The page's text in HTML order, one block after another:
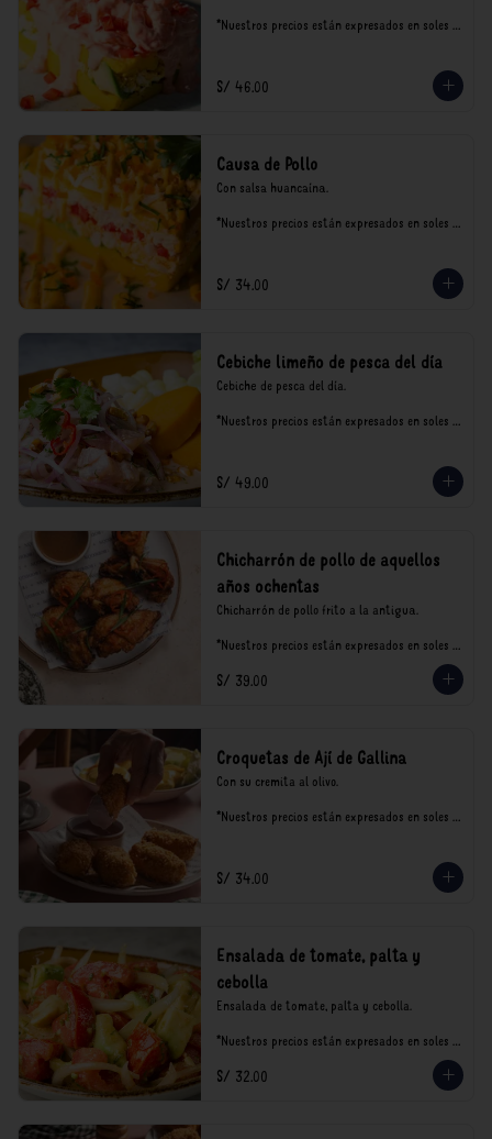
*Nuestros precios están expresados en soles e
S/ 46.00
Causa de Pollo
Con salsa huancaína.
*Nuestros precios están expresados en soles e
S/ 34.00
Cebiche limeño de pesca del día
Cebiche de pesca del día.
*Nuestros precios están expresados en soles e
S/ 49.00
Chicharrón de pollo de aquellos
años ochentas
Chicharrón de pollo frito a la antigua.
*Nuestros precios están expresados en soles e
consumo.
S/ 39.00
Croquetas de Ají de Gallina
Con su cremita al olivo.
*Nuestros precios están expresados en soles e
S/ 34.00
Ensalada de tomate, palta y
cebolla
Ensalada de tomate, palta y cebolla.
*Nuestros precios están expresados en soles e
consumo.
S/ 32.00